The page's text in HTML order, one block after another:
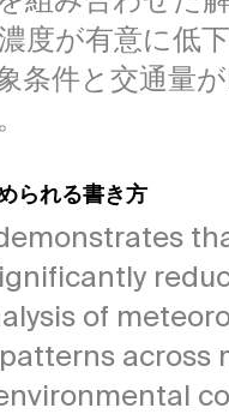
度が有意に低
条件と交通量
られる書き方
of
across